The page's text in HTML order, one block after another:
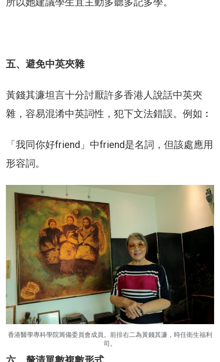
五、避免中英夾雜
黃錢其濂坦言十分討厭許多香港人說話中英夾
雜，容易混淆中英詞性，犯下文法錯誤。例如︰
「我同你好friend」中friend是名詞，但該處應用
形容詞。
香港醫學專科學院籌備委員會成員。前排右二為黃錢其濂，時任衛生福利
司。